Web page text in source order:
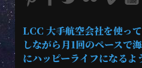
LCC 大手航空会社を使っ
しながら月1回のペースで
にハッピーライフになるよ